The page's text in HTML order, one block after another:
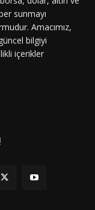
sunmayı
Amacımız,
bilgiyi
içerikler